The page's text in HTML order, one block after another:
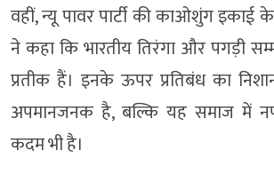
वहीं, न्यू पावर पार्टी की काओशुंग इकाई
ने कहा कि भारतीय तिरंगा और पगड़ी
प्रतीक हैं। इनके ऊपर प्रतिबंध का
अपमानजनक है, बल्कि यह समाज में
कदम भी है।